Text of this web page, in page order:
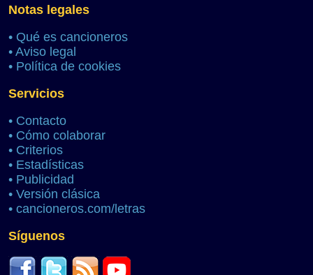
Notas legales
• Qué es cancioneros
• Aviso legal
• Política de cookies
Servicios
• Contacto
• Cómo colaborar
• Criterios
• Estadísticas
• Publicidad
• Versión clásica
• cancioneros.com/letras
Síguenos